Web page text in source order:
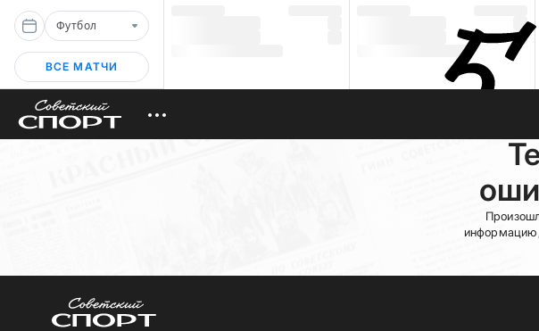
Футбол
ВСЕ МАТЧИ